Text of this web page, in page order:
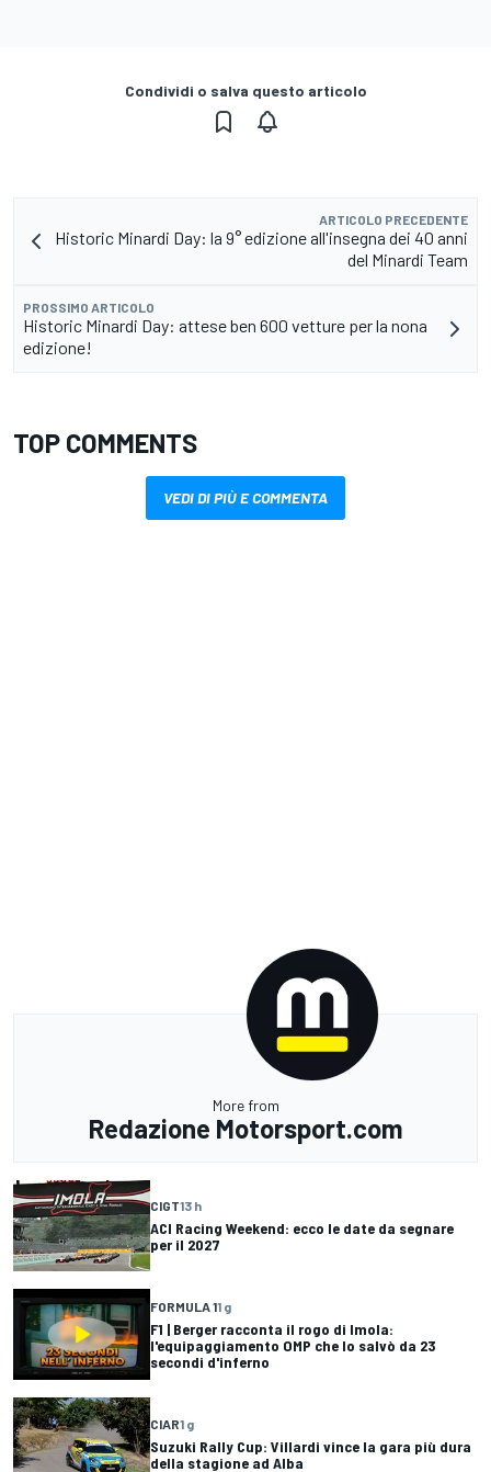
Condividi o salva questo articolo
ARTICOLO PRECEDENTE
Historic Minardi Day: la 9° edizione all'insegna dei 40 anni
del Minardi Team
PROSSIMO ARTICOLO
Historic Minardi Day: attese ben 600 vetture per la nona
edizione!
TOP COMMENTS
VEDI DI PIÙ E COMMENTA
More from
Redazione Motorsport.com
CIGT13 h
ACI Racing Weekend: ecco le date da segnare
per il 2027
FORMULA 11 g
F1 | Berger racconta il rogo di Imola:
l'equipaggiamento OMP che lo salvò da 23
secondi d'inferno
CIAR1 g
Suzuki Rally Cup: Villardi vince la gara più dura
della stagione ad Alba